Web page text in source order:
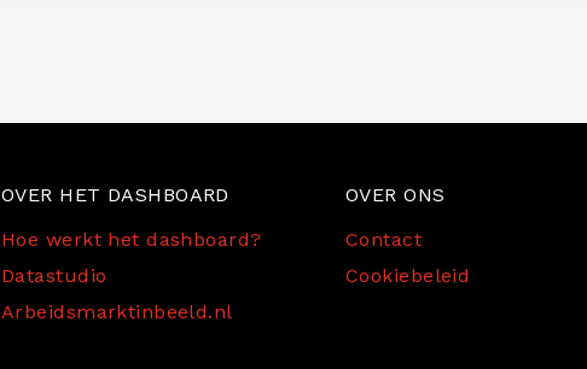
OVER HET DASHBOARD
Hoe werkt het dashboard?
Datastudio
Arbeidsmarktinbeeld.nl
OVER ONS
Contact
Cookiebeleid